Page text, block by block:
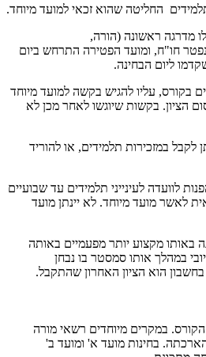
החליטה שהוא זכאי למועד מיוחד.
מדרגה ראשונה (הורה,
חו"ח, ומועד הפטירה התרחש ביום
ליום הבחינה.
בקורס, עליו להגיש בקשה למועד מיוחד
הציון. בקשות שיוגשו לאחר מכן לא
לקבל במזכירות תלמידים, או להוריד
לוועדה לעינייני תלמידים עד שבועיים
לאשר מועד מיוחד. לא יינתן מועד
באותו מקצוע יותר מפעמיים באותה
במהלך אותו סמסטר בו נבחן
בחשבון הוא הציון האחרון שהתקבל.
במקרים מיוחדים רשאי מורה
בחינות מועד א' ומועד ב'